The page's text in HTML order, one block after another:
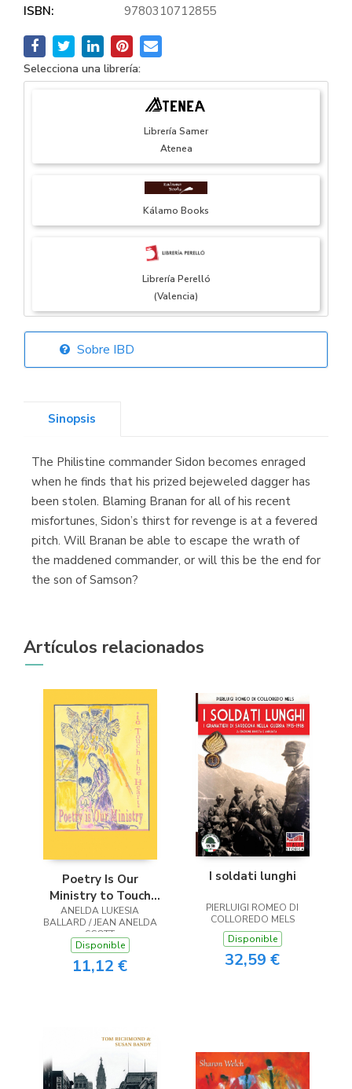
ISBN:
9780310712855
Selecciona una librería:
Librería Samer
Atenea
Kálamo Books
Librería Perelló
(Valencia)
Librería Elías
Librería Kolima
(Madrid)
Librería Proteo
Sobre IBD
Sinopsis
The Philistine commander Sidon becomes enraged
when he finds that his prized bejeweled dagger has
been stolen. Blaming Branan for all of his recent
misfortunes, Sidon’s thirst for revenge is at a fevered
pitch. Will Branan be able to escape the wrath of
the maddened commander, or will this be the end for
the son of Samson?
Artículos relacionados
Poetry Is Our
Ministry to Touch
the Heart
ANELDA LUKESIA
BALLARD / JEAN ANELDA
SCOTT
Disponible
11,12 €
I soldati lunghi
PIERLUIGI ROMEO DI
COLLOREDO MELS
Disponible
32,59 €